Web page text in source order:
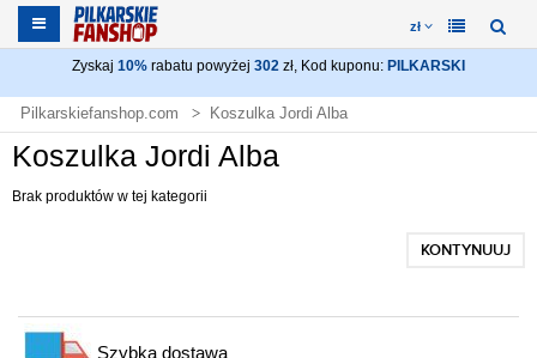
zł
Zyskaj 10% rabatu powyżej 302 zł, Kod kuponu: PILKARSKI
Pilkarskiefanshop.com Koszulka Jordi Alba
Koszulka Jordi Alba
Brak produktów w tej kategorii
KONTYNUUJ
Szybka dostawa